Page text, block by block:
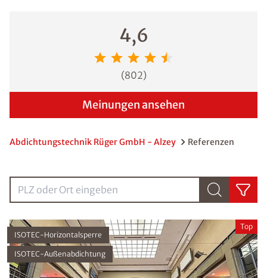
4,6
(802)
Meinungen ansehen
Abdichtungstechnik Rüger GmbH - Alzey Referenzen
PLZ oder Ort eingebenPLZ oder Ort eingeben
ISOTEC-Horizontalsperre
ISOTEC-Außenabdichtung
Top